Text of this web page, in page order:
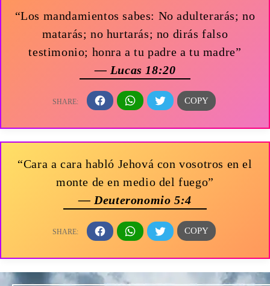
“Los mandamientos sabes: No adulterarás; no
matarás; no hurtarás; no dirás falso
testimonio; honra a tu padre a tu madre”
— Lucas 18:20
“Cara a cara habló Jehová con vosotros en el
monte de en medio del fuego”
— Deuteronomio 5:4